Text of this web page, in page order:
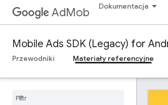
AdMob Dokumentacja
Mobile Ads SDK (Legacy) for
Przewodniki Materiały referencyjne